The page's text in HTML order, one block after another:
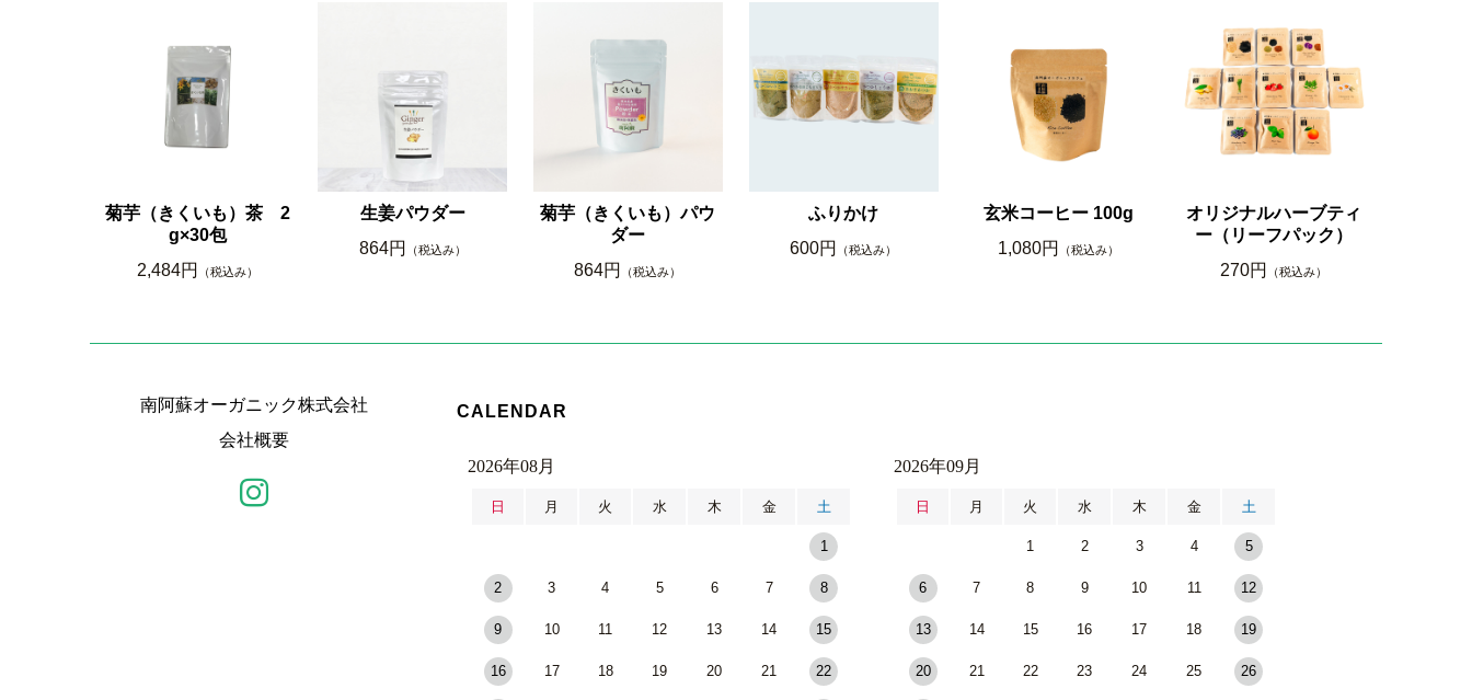
菊芋（きくいも）茶 2
g×30包
2,484円
（税込み）
生姜パウダー
864円
（税込み）
菊芋（きくいも）パウ
ダー
864円
（税込み）
ふりかけ
600円
（税込み）
玄米コーヒー 100g
1,080円
（税込み）
オリジナルハーブティ
ー（リーフパック）
270円
（税込み）
南阿蘇オーガニック株式会社
会社概要
CALENDAR
2026年08月
日 月 火 水 木 金 土
1
2 3 4 5 6 7 8
9 10 11 12 13 14 15
16 17 18 19 20 21 22
2026年09月
日 月 火 水 木 金 土
1 2 3 4 5
6 7 8 9 10 11 12
13 14 15 16 17 18 19
20 21 22 23 24 25 26